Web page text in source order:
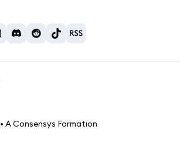
A Consensys Formation